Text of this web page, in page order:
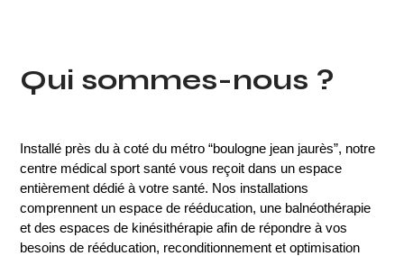
Qui sommes-nous ?
Installé près du à coté du métro “boulogne jean jaurès”, notre
centre médical sport santé vous reçoit dans un espace
entièrement dédié à votre santé. Nos installations
comprennent un espace de rééducation, une balnéothérapie
et des espaces de kinésithérapie afin de répondre à vos
besoins de rééducation, reconditionnement et optimisation